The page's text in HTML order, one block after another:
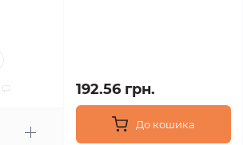
192.56 грн.
До кошика